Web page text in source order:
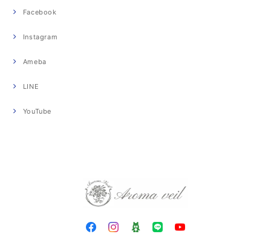
Facebook
Instagram
Ameba
LINE
YouTube